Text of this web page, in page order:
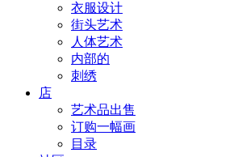
衣服设计
街头艺术
人体艺术
内部的
刺绣
店
艺术品出售
订购一幅画
目录